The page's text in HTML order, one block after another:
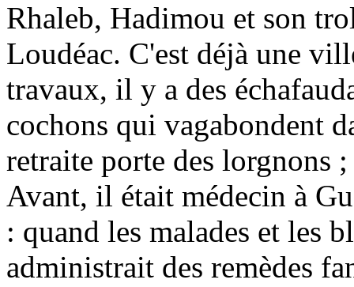
Rhaleb, Hadimou et son
Loudéac. C'est déjà une
travaux, il y a des
cochons qui vagabondent
retraite porte des lorgnons
Avant, il était médecin à
: quand les malades et les
administrait des remèdes